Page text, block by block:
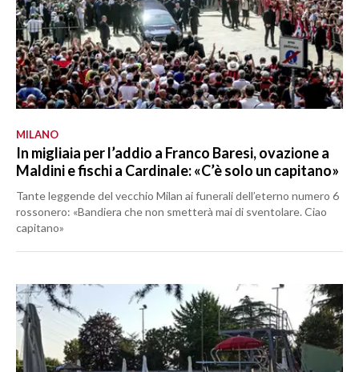
MILANO
In migliaia per l’addio a Franco Baresi, ovazione a
Maldini e fischi a Cardinale: «C’è solo un capitano»
Tante leggende del vecchio Milan ai funerali dell’eterno numero 6
rossonero: «Bandiera che non smetterà mai di sventolare. Ciao
capitano»